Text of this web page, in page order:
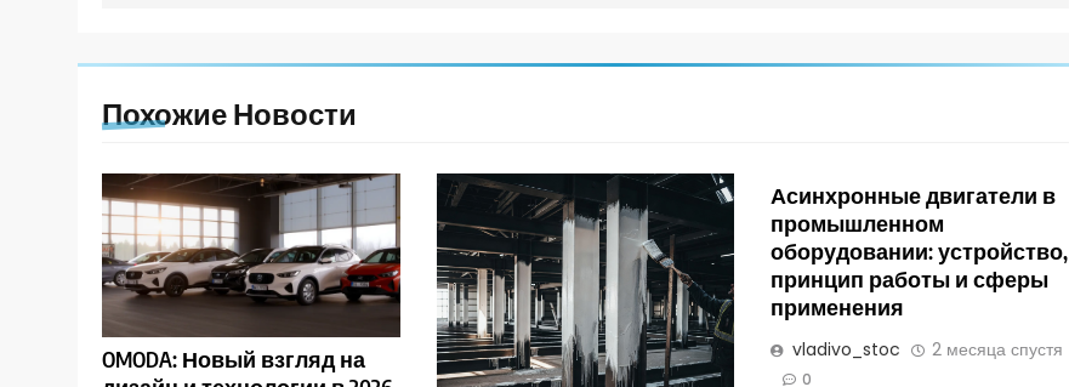
Похожие Новости
OMODA: Новый взгляд на
Асинхронные двигатели в
промышленном
оборудовании: устройство,
принцип работы и сферы
применения
vladivo_stoc 2 месяца спустя
0